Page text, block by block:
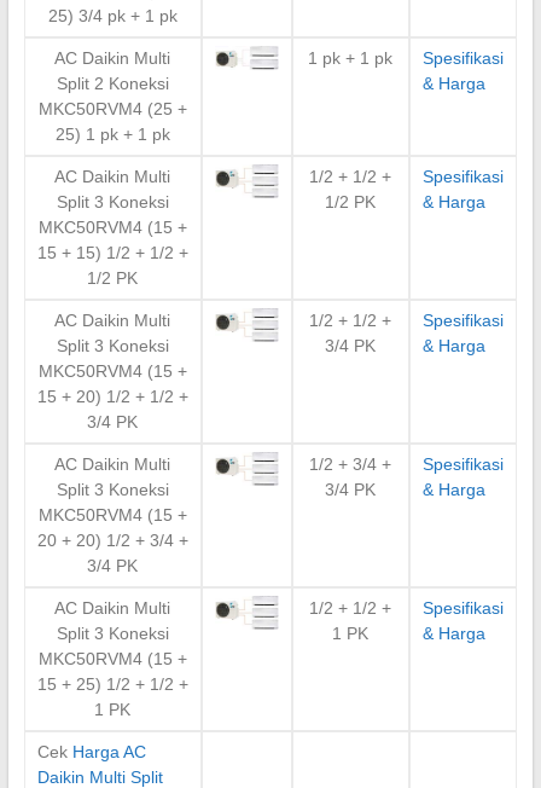
25) 3/4 pk + 1 pk
AC Daikin Multi
Split 2 Koneksi
MKC50RVM4 (25 +
25) 1 pk + 1 pk
1 pk + 1 pk
Spesifikasi
& Harga
AC Daikin Multi
Split 3 Koneksi
MKC50RVM4 (15 +
15 + 15) 1/2 + 1/2 +
1/2 PK
1/2 + 1/2 +
1/2 PK
Spesifikasi
& Harga
AC Daikin Multi
Split 3 Koneksi
MKC50RVM4 (15 +
15 + 20) 1/2 + 1/2 +
3/4 PK
1/2 + 1/2 +
3/4 PK
Spesifikasi
& Harga
AC Daikin Multi
Split 3 Koneksi
MKC50RVM4 (15 +
20 + 20) 1/2 + 3/4 +
3/4 PK
1/2 + 3/4 +
3/4 PK
Spesifikasi
& Harga
AC Daikin Multi
Split 3 Koneksi
MKC50RVM4 (15 +
15 + 25) 1/2 + 1/2 +
1 PK
1/2 + 1/2 +
1 PK
Spesifikasi
& Harga
Cek Harga AC
Daikin Multi Split